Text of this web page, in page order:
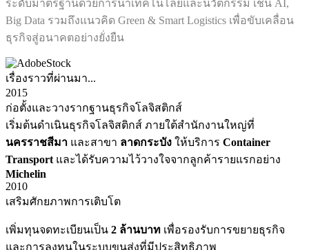
ระดับมาตรฐานด้วยการนำเทคโนโลยีและนวัตกรรม เช่น AI,
Big Data รวมถึงแนวคิด Green & Smart Logistics เพื่อขับเคลื่อน
ธุรกิจสู่อนาคตอย่างยั่งยืน​
เรื่องราวที่ผ่านมา...
2015
ก่อตั้งและวางรากฐานธุรกิจโลจิสติกส์
เริ่มต้นดำเนินธุรกิจโลจิสติกส์ ภายใต้สำนักงานใหญ่ที่
นครราชสีมา และสาขา ลาดกระบัง ให้บริการ Container
Transport และได้รับความไว้วางใจจากลูกค้ารายแรกอย่าง
Michelin
2010
เสริมศักยภาพการเติบโต
เพิ่มทุนจดทะเบียนเป็น 2 ล้านบาท เพื่อรองรับการขยายธุรกิจ
และการลงทุนในระบบขนส่งที่มีประสิทธิภาพ